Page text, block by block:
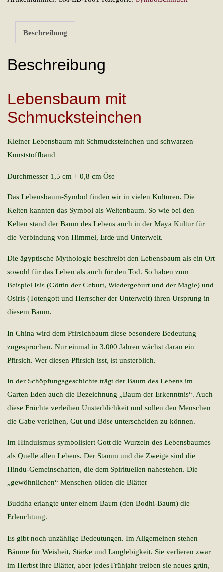
Menge
Beschreibung
Beschreibung
Lebensbaum mit
Schmucksteinchen
Kleiner Lebensbaum mit Schmucksteinchen und schwarzen
Kunststoffband
Durchmesser 1,5 cm + 0,8 cm Öse
Das Lebensbaum-Symbol finden wir in vielen Kulturen. Die
Kelten kannten das Symbol als Weltenbaum. So wie bei den
Kelten stand der Baum des Lebens auch in der Maya Kultur für
die Verbindung von Himmel, Erde und Unterwelt.
Die ägyptische Mythologie beschreibt den Lebensbaum als ein Ort
sowohl für das Leben als auch für den Tod. So haben zum
Beispiel Isis (Göttin der Geburt, Wiedergeburt und der Magie) und
Osiris (Totengott und Herrscher der Unterwelt) ihren Ursprung in
diesem Baum.
In China wird dem Pfirsichbaum diese besondere Bedeutung
zugesprochen. Nur einmal in 3.000 Jahren wächst daran ein
Pfirsich. Wer diesen Pfirsich isst, ist unsterblich.
In der Schöpfungsgeschichte trägt der Baum des Lebens im
Garten Eden auch die Bezeichnung „Baum der Erkenntnis“. Auch
diese Früchte verleihen Unsterblichkeit und sollen den Menschen
die Gabe verleihen, Gut und Böse unterscheiden zu können.
Im Hinduismus symbolisiert Gott die Wurzeln des Lebensbaumes
als Quelle allen Lebens. Der Stamm und die Zweige sind die
Hindu-Gemeinschaften, die dem Spirituellen nahestehen. Die
„gewöhnlichen“ Menschen bilden die Blätter
Buddha erlangte unter einem Baum (den Bodhi-Baum) die
Erleuchtung.
Es gibt noch unzählige Bedeutungen. Im Allgemeinen stehen
Bäume für Weisheit, Stärke und Langlebigkeit. Sie verlieren zwar
im Herbst ihre Blätter, aber jedes Frühjahr treiben sie neues grün,